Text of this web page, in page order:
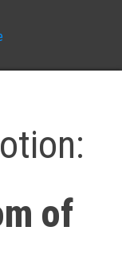
of